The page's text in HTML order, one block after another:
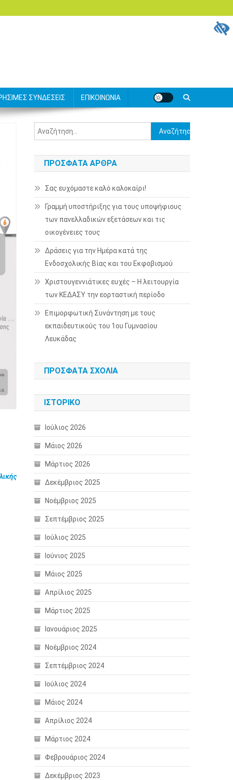
ΣΥΝΔΕΣΕΙΣ ΕΠΙΚΟΙΝΩΝΙΑ
Αναζήτηση
για:
ΠΡΌΣΦΑΤΑ ΆΡΘΡΑ
Σας ευχόμαστε καλό καλοκαίρι!
Γραμμή υποστήριξης για τους υποψήφιους
των πανελλαδικών εξετάσεων και τις
οικογένειες τους
Δράσεις για την Ημέρα κατά της
Ενδοσχολικής Βίας και του Εκφοβισμού
Χριστουγεννιάτικες ευχές – Η λειτουργία
των ΚΕΔΑΣΥ την εορταστική περίοδο
Επιμορφωτική Συνάντηση με τους
εκπαιδευτικούς του 1ου Γυμνασίου
Λευκάδας
ΠΡΌΣΦΑΤΑ ΣΧΌΛΙΑ
ΙΣΤΟΡΙΚΌ
Ιούλιος 2026
Μάιος 2026
Μάρτιος 2026
Δεκέμβριος 2025
Νοέμβριος 2025
Σεπτέμβριος 2025
Ιούλιος 2025
Ιούνιος 2025
Μάιος 2025
Απρίλιος 2025
Μάρτιος 2025
Ιανουάριος 2025
Νοέμβριος 2024
Σεπτέμβριος 2024
Ιούλιος 2024
Μάιος 2024
Απρίλιος 2024
Μάρτιος 2024
Φεβρουάριος 2024
Δεκέμβριος 2023